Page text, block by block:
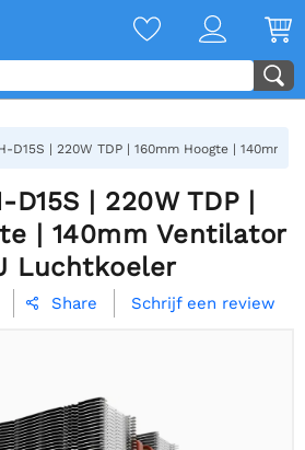
D15S | 220W TDP | 160mm Hoogte | 140mm
| 220W TDP |
| 140mm Ventilator
Luchtkoeler
 Share Schrijf een review